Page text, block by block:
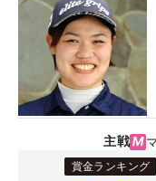
主戦
賞金ランキング